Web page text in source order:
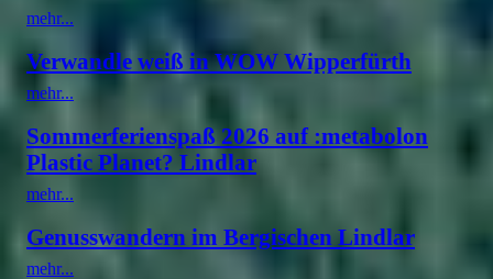
mehr...
Verwandle weiß in WOW Wipperfürth
mehr...
Sommerferienspaß 2026 auf :metabolon
Plastic Planet? Lindlar
mehr...
Genusswandern im Bergischen Lindlar
mehr...